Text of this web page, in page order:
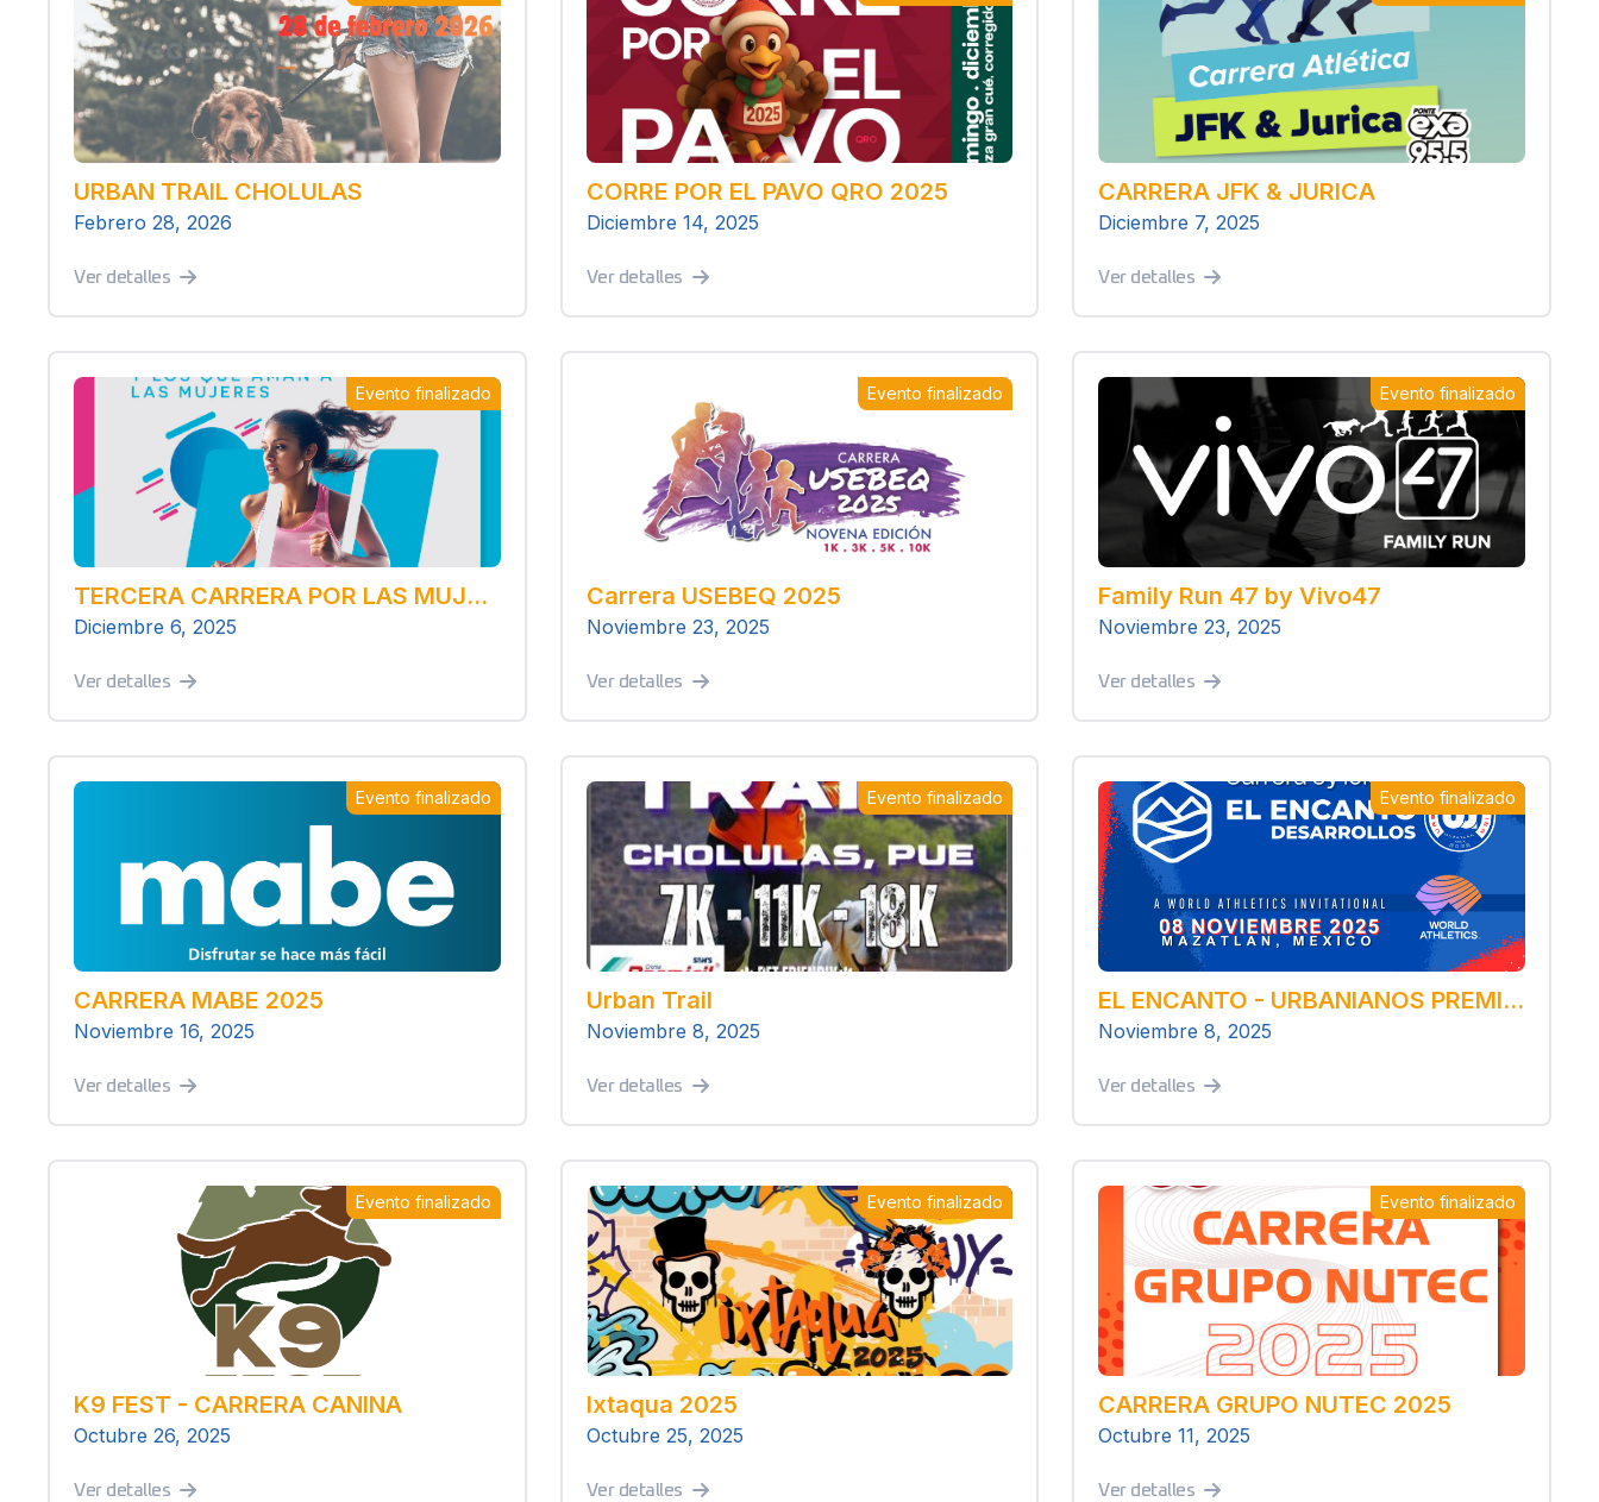
URBAN TRAIL CHOLULAS
Febrero 28, 2026
Ver detalles
CORRE POR EL PAVO QRO 2025
Diciembre 14, 2025
Ver detalles
CARRERA JFK & JURICA
Diciembre 7, 2025
Ver detalles
Evento finalizado
TERCERA CARRERA POR LAS MUJERES Y LOS QUE AMAN A LAS MUJERES
Diciembre 6, 2025
Ver detalles
Evento finalizado
Carrera USEBEQ 2025
Noviembre 23, 2025
Ver detalles
Evento finalizado
Family Run 47 by Vivo47
Noviembre 23, 2025
Ver detalles
Evento finalizado
CARRERA MABE 2025
Noviembre 16, 2025
Ver detalles
Evento finalizado
Urban Trail
Noviembre 8, 2025
Ver detalles
Evento finalizado
EL ENCANTO - URBANIANOS PREMIER 5 Y 10KM
Noviembre 8, 2025
Ver detalles
Evento finalizado
K9 FEST - CARRERA CANINA
Octubre 26, 2025
Ver detalles
Evento finalizado
Ixtaqua 2025
Octubre 25, 2025
Ver detalles
Evento finalizado
CARRERA GRUPO NUTEC 2025
Octubre 11, 2025
Ver detalles